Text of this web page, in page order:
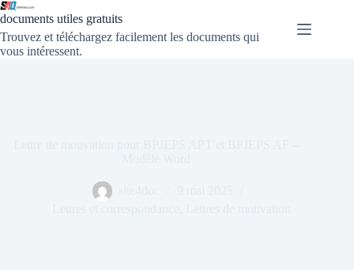
documents utiles gratuits
Trouvez et téléchargez facilement les documents qui
vous intéressent.